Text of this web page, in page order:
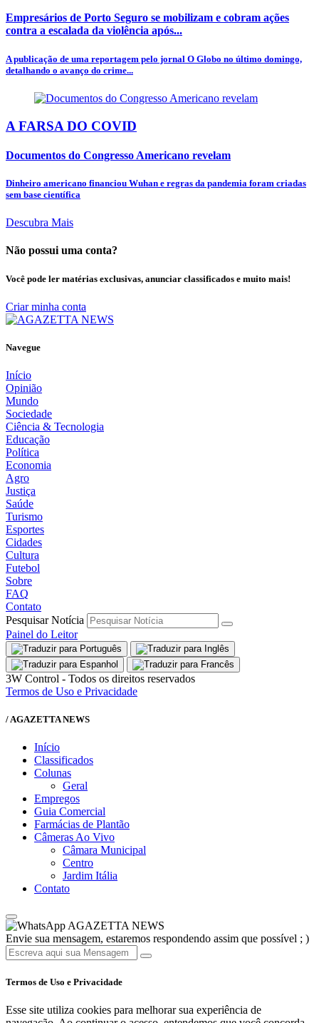
Empresários de Porto Seguro se mobilizam e cobram ações
contra a escalada da violência após...
A publicação de uma reportagem pelo jornal O Globo no último domingo,
detalhando o avanço do crime...
A FARSA DO COVID
Documentos do Congresso Americano revelam
Dinheiro americano financiou Wuhan e regras da pandemia foram criadas
sem base científica
Descubra Mais
Não possui uma conta?
Você pode ler matérias exclusivas, anunciar classificados e muito mais!
Criar minha conta
Navegue
Início
Opinião
Mundo
Sociedade
Ciência & Tecnologia
Educação
Política
Economia
Agro
Justiça
Saúde
Turismo
Esportes
Cidades
Cultura
Futebol
Sobre
FAQ
Contato
Pesquisar Notícia
Painel do Leitor
3W Control - Todos os direitos reservados
Termos de Uso e Privacidade
/ AGAZETTA NEWS
Início
Classificados
Colunas
Geral
Empregos
Guia Comercial
Farmácias de Plantão
Câmeras Ao Vivo
Câmara Municipal
Centro
Jardim Itália
Contato
AGAZETTA NEWS
Envie sua mensagem, estaremos respondendo assim que possível ; )
Termos de Uso e Privacidade
Esse site utiliza cookies para melhorar sua experiência de